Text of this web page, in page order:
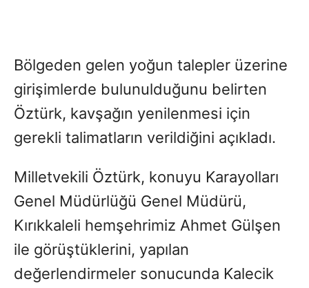
Bölgeden gelen yoğun talepler üzerine
girişimlerde bulunulduğunu belirten
Öztürk, kavşağın yenilenmesi için
gerekli talimatların verildiğini açıkladı.
Milletvekili Öztürk, konuyu Karayolları
Genel Müdürlüğü Genel Müdürü,
Kırıkkaleli hemşehrimiz Ahmet Gülşen
ile görüştüklerini, yapılan
değerlendirmeler sonucunda Kalecik